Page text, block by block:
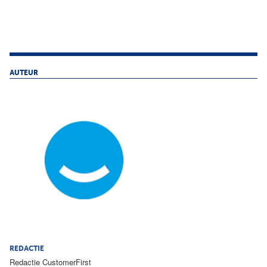
AUTEUR
REDACTIE
Redactie CustomerFirst